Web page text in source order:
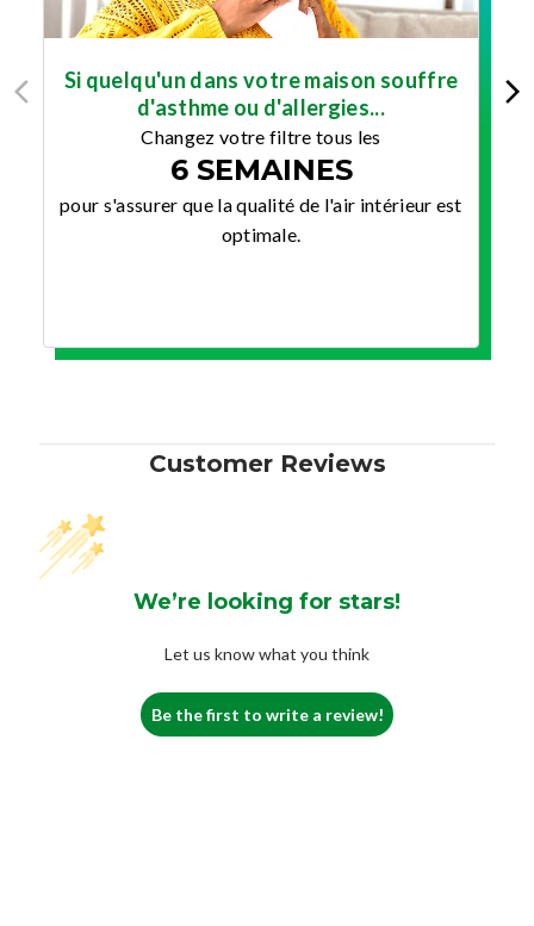
Si quelqu'un dans votre maison souffre
d'asthme ou d'allergies...
Changez votre filtre tous les
6 SEMAINES
pour s'assurer que la qualité de l'air intérieur est
optimale.
Customer Reviews
We’re looking for stars!
Let us know what you think
Be the first to write a review!